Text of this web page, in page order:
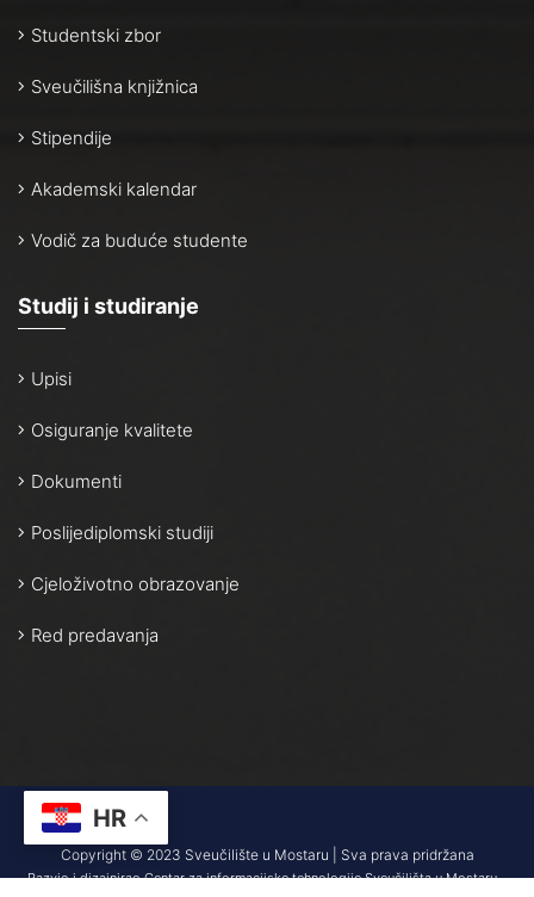
Studentski zbor
Sveučilišna knjižnica
Stipendije
Akademski kalendar
Vodič za buduće studente
Studij i studiranje
Upisi
Osiguranje kvalitete
Dokumenti
Poslijediplomski studiji
Cjeloživotno obrazovanje
Red predavanja
Copyright © 2023 Sveučilište u Mostaru | Sva prava pridržana
Razvio i dizajnirao Centar za informacijske tehnologije Sveučilišta u Mostaru –
HR